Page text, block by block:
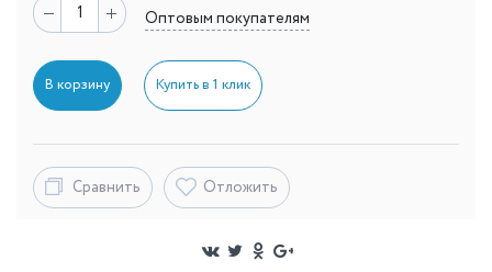
Оптовым покупателям
В корзину Купить в 1 клик
Сравнить Отложить